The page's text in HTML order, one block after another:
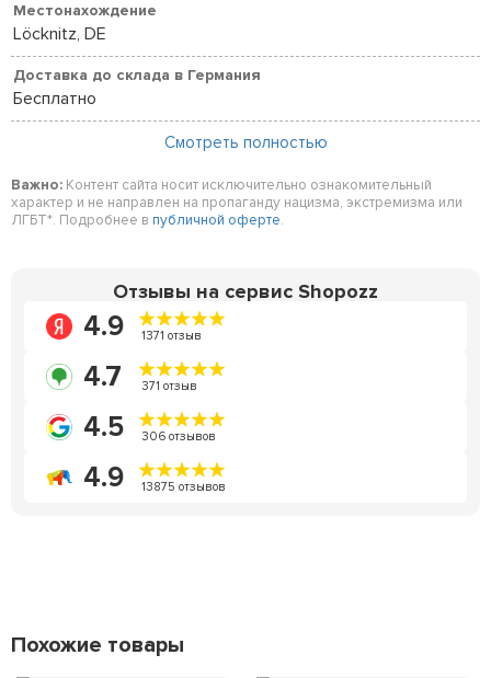
Местонахождение
Löcknitz, DE
Доставка до склада в Германия
Бесплатно
Смотреть полностью
Важно: Контент сайта носит исключительно ознакомительный
характер и не направлен на пропаганду нацизма, экстремизма или
ЛГБТ*. Подробнее в публичной оферте.
Отзывы на сервис Shopozz
4.9 1371 отзыв
4.7 371 отзыв
4.5 306 отзывов
4.9 13875 отзывов
Похожие товары